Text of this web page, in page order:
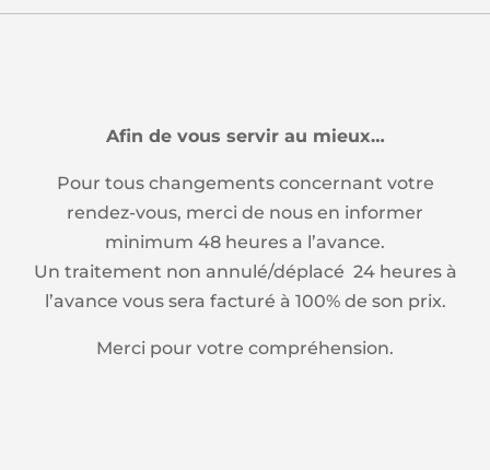
Afin de vous servir au mieux…
Pour tous changements concernant votre
rendez-vous, merci de nous en informer
minimum 48 heures a l’avance.
Un traitement non annulé/déplacé 24 heures à
l’avance vous sera facturé à 100% de son prix.
Merci pour votre compréhension.